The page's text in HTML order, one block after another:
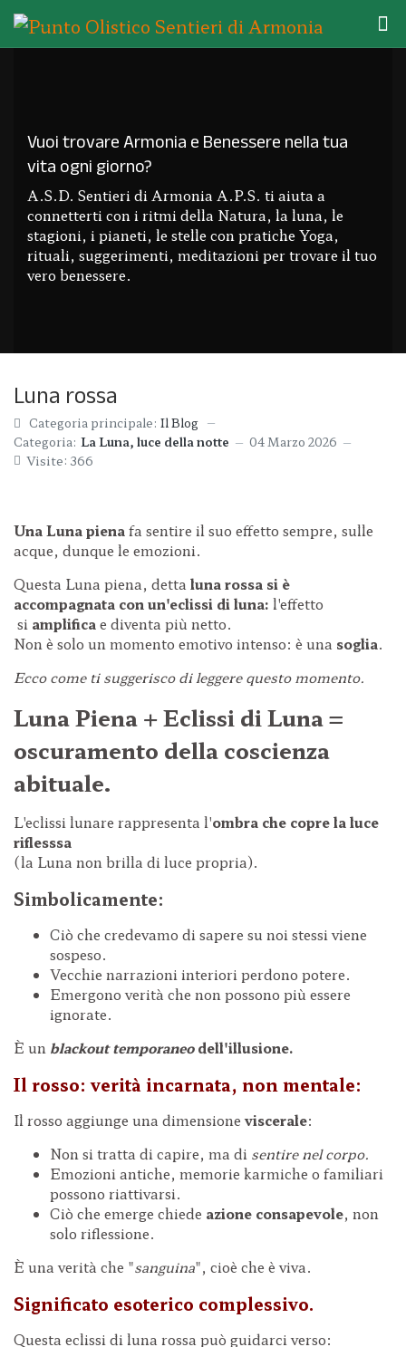
Vuoi trovare Armonia e Benessere nella tua
vita ogni giorno?
A.S.D. Sentieri di Armonia A.P.S. ti aiuta a
connetterti con i ritmi della Natura, la luna, le
stagioni, i pianeti, le stelle con pratiche Yoga,
rituali, suggerimenti, meditazioni per trovare il tuo
vero benessere.
Luna rossa
Categoria principale: Il Blog
Categoria: La Luna, luce della notte
04 Marzo 2026
Visite: 366
Una Luna pienafa sentire il suo effetto sempre, sulle
acque, dunque le emozioni.
Questa Luna piena, detta luna rossa si è
accompagnata con un'eclissi di luna: l'effetto
si amplificae diventa più netto.
Non è solo un momento emotivo intenso: è una soglia.
Ecco come ti suggerisco di leggere questo momento.
Luna Piena + Eclissi di Luna=
oscuramento della coscienza
abituale.
L'eclissi lunare rappresenta l'ombra che copre la luce
riflesssa
(la Luna non brilla di luce propria).
Simbolicamente:
Ciò che credevamo di sapere su noi stessi viene
sospeso.
Vecchie narrazioni interiori perdono potere.
Emergono verità che non possono più essere
ignorate.
È un blackout temporaneodell'illusione.
Il rosso: verità incarnata, non mentale:
Il rosso aggiunge una dimensioneviscerale:
Non si tratta di capire, ma di sentire nel corpo.
Emozioni antiche, memorie karmiche o familiari
possono riattivarsi.
Ciò che emerge chiede azione consapevole, non
solo riflessione.
È una verità che "sanguina", cioè che è viva.
Significato esoterico complessivo.
Questa eclissi di luna rossa può guidarci verso: